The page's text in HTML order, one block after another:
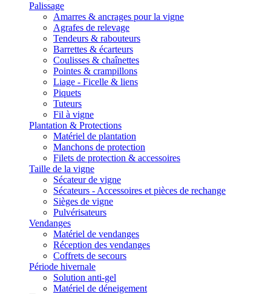
Palissage
Amarres & ancrages pour la vigne
Agrafes de relevage
Tendeurs & rabouteurs
Barrettes & écarteurs
Coulisses & chaînettes
Pointes & crampillons
Liage - Ficelle & liens
Piquets
Tuteurs
Fil à vigne
Plantation & Protections
Matériel de plantation
Manchons de protection
Filets de protection & accessoires
Taille de la vigne
Sécateur de vigne
Sécateurs - Accessoires et pièces de rechange
Sièges de vigne
Pulvérisateurs
Vendanges
Matériel de vendanges
Réception des vendanges
Coffrets de secours
Période hivernale
Solution anti-gel
Matériel de déneigement